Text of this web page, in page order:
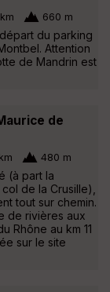
km 660 m
du parking
Attention
de Mandrin est
de
480 m
(à part la
de la Crusille),
tout sur chemin.
de rivières aux
Rhône au km 11
sur le site